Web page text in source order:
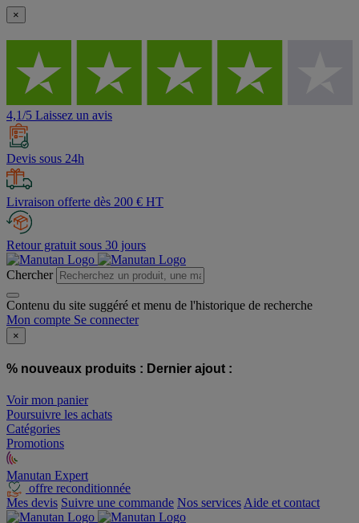
×
4,1/5 Laissez un avis
Devis sous 24h
Livraison offerte dès 200 € HT
Retour gratuit sous 30 jours
Chercher
Contenu du site suggéré et menu de l'historique de recherche
Mon compte Se connecter
×
% nouveaux produits : Dernier ajout :
Voir mon panier
Poursuivre les achats
Catégories
Promotions
Manutan Expert
offre reconditionnée
Mes devis Suivre une commande Nos services Aide et contact